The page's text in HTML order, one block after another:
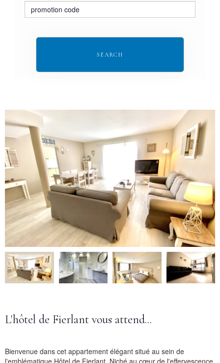
L'hôtel de Fierlant vous attend...
Bienvenue dans cet appartement élégant situé au sein de
SEARCH